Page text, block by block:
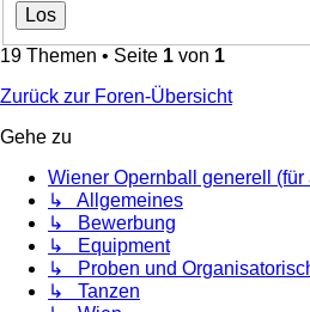
19 Themen • Seite 1 von 1
Zurück zur Foren-Übersicht
Gehe zu
Wiener Opernball generell
↳ Allgemeines
↳ Bewerbung
↳ Equipment
↳ Proben und
↳ Tanzen